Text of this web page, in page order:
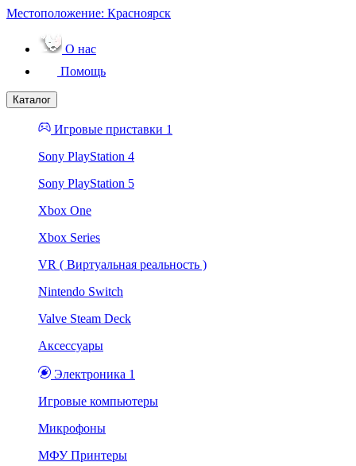
Местоположение: Красноярск
О нас
Помощь
Каталог
Игровые приставки 1
Sony PlayStation 4
Sony PlayStation 5
Xbox One
Xbox Series
VR ( Виртуальная реальность )
Nintendo Switch
Valve Steam Deck
Аксессуары
Электроника 1
Игровые компьютеры
Микрофоны
МФУ Принтеры